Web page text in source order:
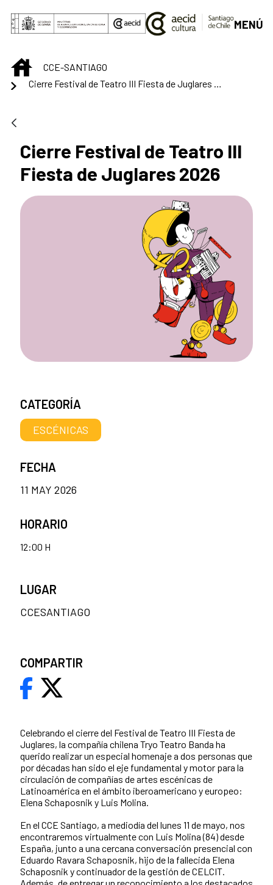
Skip to Main Content
MENÚ
INICIOCCE-SANTIAGO
Cierre Festival de Teatro III
Fiesta de Juglares 2026
Celebrando el cierre del Festival de Teatro III Fiesta de
Juglares, la compañía chilena Tryo Teatro Banda ha
querido realizar un especial homenaje a dos personas que
por décadas han sido el eje fundamental y motor para la
circulación de compañías de artes escénicas de
Latinoamérica en el ámbito iberoamericano y europeo:
Elena Schaposnik y Luis Molina.
En el CCE Santiago, a mediodía del lunes 11 de mayo, nos
encontraremos virtualmente con Luis Molina (84) desde
España, junto a una cercana conversación presencial con
Eduardo Ravara Schaposnik, hijo de la fallecida Elena
Schaposnik y continuador de la gestión de CELCIT.
CATEGORÍA
ESCÉNICAS
FECHA
11 MAY 2026
HORARIO
12:00 H
LUGAR
CCESANTIAGO
COMPARTIR